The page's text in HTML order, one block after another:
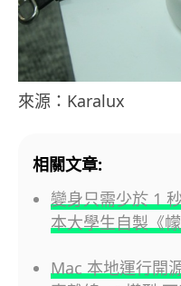
來源：Karalux
相關文章:
變身只需少於 1
本大學生自製《
Mac 本地運行開